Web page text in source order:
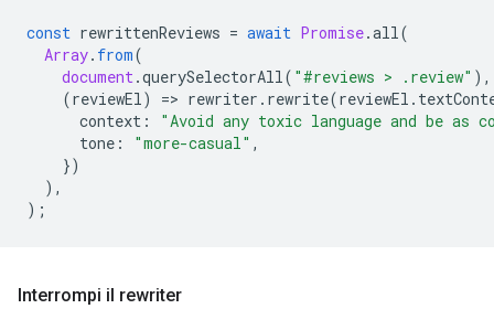
const rewrittenReviews = await Promise.all(
Array. from(
document.querySelectorAll( "#reviews > .review" ),
(reviewEl) => rewriter . rewrite(reviewEl .
context :
"Avoid any toxic language and be as
tone : "more-casual" ,
})
),
);
Interrompi il rewriter